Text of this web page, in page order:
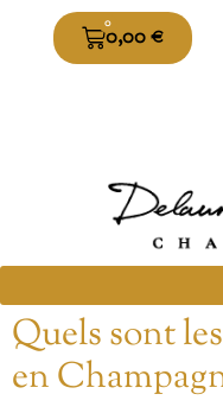
0,00€
0
Quels sont
en